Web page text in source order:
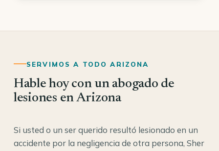
SERVIMOS A TODO ARIZONA
Hable hoy con un abogado de
lesiones en Arizona
Si usted o un ser querido resultó lesionado en un
accidente por la negligencia de otra persona, Sher